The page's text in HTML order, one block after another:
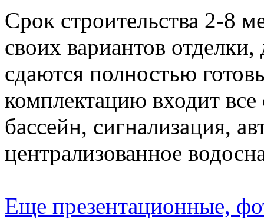
Срок строительства 2-8
своих вариантов
сдаются полностью
комплектацию входит
бассейн, сигнализация,
централизованное
Еще презентационные,